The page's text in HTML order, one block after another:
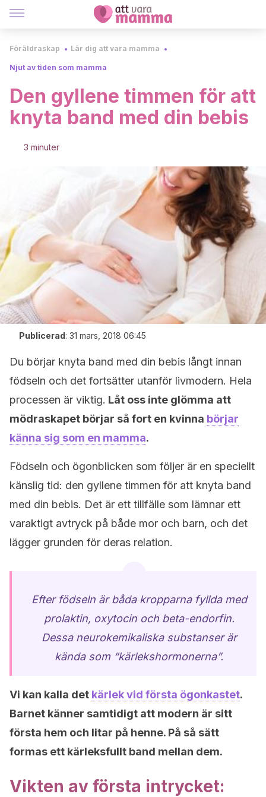
Föräldraskap Lär dig att vara mamma
Njut av tiden som mamma
Den gyllene timmen för att
knyta band med din bebis
3 minuter
Publicerad: 31 mars, 2018 06:45
Du börjar knyta band med din bebis långt innan
födseln och det fortsätter utanför livmodern. Hela
processen är viktig. Låt oss inte glömma att
mödraskapet börjar så fort en kvinna börjar
känna sig som en mamma.
Födseln och ögonblicken som följer är en speciellt
känslig tid: den gyllene timmen för att knyta band
med din bebis. Det är ett tillfälle som lämnar ett
varaktigt avtryck på både mor och barn, och det
lägger grunden för deras relation.
Efter födseln är båda kropparna fyllda med
prolaktin, oxytocin och beta-endorfin.
Dessa neurokemikaliska substanser är
kända som “kärlekshormonerna”.
Vi kan kalla det kärlek vid första ögonkastet.
Barnet känner samtidigt att modern är sitt
första hem och litar på henne. På så sätt
formas ett kärleksfullt band mellan dem.
Vikten av första intrycket: